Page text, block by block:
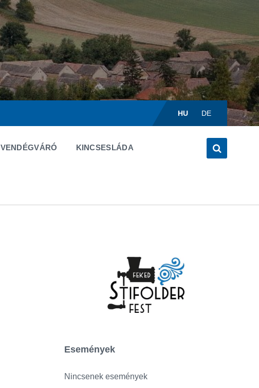
Válasszon
nyelvet:
HU DE
VENDÉGVÁRÓ KINCSESLÁDA
Események
Nincsenek események